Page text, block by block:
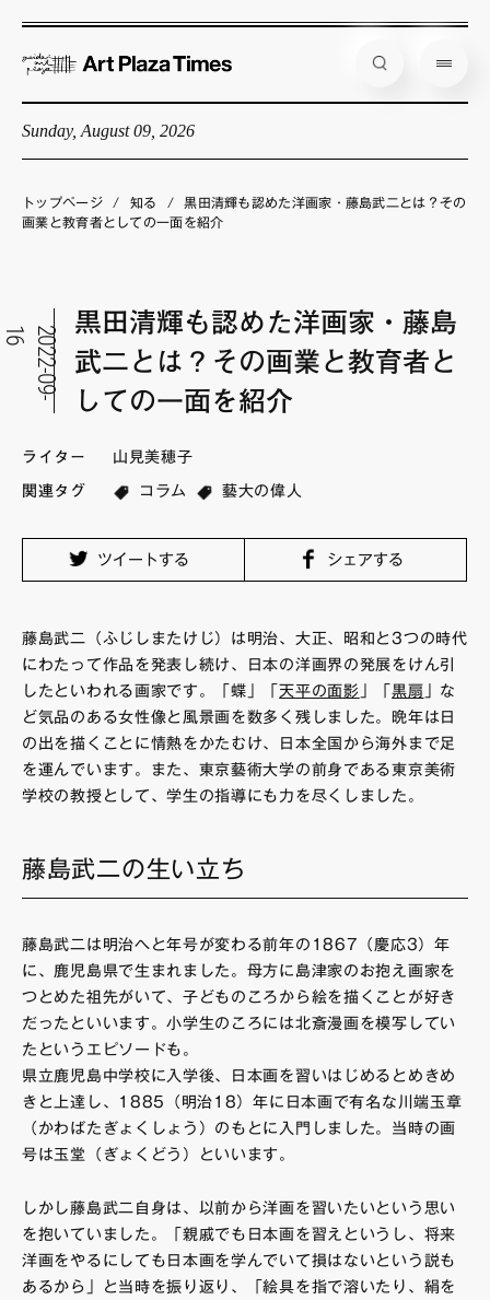
Sunday, August 09, 2026
企画展情報
アーティスト
店舗からのお知らせ
公式通販
トップページ / 知る /
黒田清輝も認めた洋画家・藤島武二とは？その
画業と教育者としての一面を紹介
2
0
2
2
-
0
9
-
1
6
黒田清輝も認めた洋画家・藤島
武二とは？その画業と教育者と
しての一面を紹介
ライター 山見美穂子
関連タグ コラム 藝大の偉人
ツイートする シェアする
藤島武二（ふじしまたけじ）は明治、大正、昭和と3つの時代
にわたって作品を発表し続け、日本の洋画界の発展をけん引
したといわれる画家です。「蝶」「 天平の面影 」「黒扇
」な
ど気品のある女性像と風景画を数多く残しました。晩年は日
の出を描くことに情熱をかたむけ、日本全国から海外まで足
を運んでいます。また、東京藝術大学の前身である東京美術
学校の教授として、学生の指導にも力を尽くしました。
藤島武二の生い立ち
藤島武二は明治へと年号が変わる前年の1867（慶応3）年
に、鹿児島県で生まれました。母方に島津家のお抱え画家を
つとめた祖先がいて、子どものころから絵を描くことが好き
だったといいます。小学生のころには北斎漫画を模写してい
たというエピソードも。
県立鹿児島中学校に入学後、日本画を習いはじめるとめきめ
きと上達し、1885（明治18）年に日本画で有名な川端玉章
（かわばたぎょくしょう）のもとに入門しました。当時の画
号は玉堂（ぎょくどう）といいます。
しかし藤島武二自身は、以前から洋画を習いたいという思い
を抱いていました。「親戚でも日本画を習えというし、将来
洋画をやるにしても日本画を学んでいて損はないという説も
あるから」と当時を振り返り、「絵具を指で溶いたり、絹を